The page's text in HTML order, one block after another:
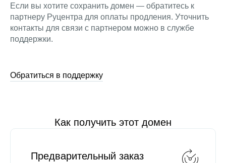
Если вы хотите сохранить домен — обратитесь к
партнеру Руцентра для оплаты продления. Уточнить
контакты для связи с партнером можно в службе
поддержки.
Обратиться в поддержку
Как получить этот домен
Предварительный заказ